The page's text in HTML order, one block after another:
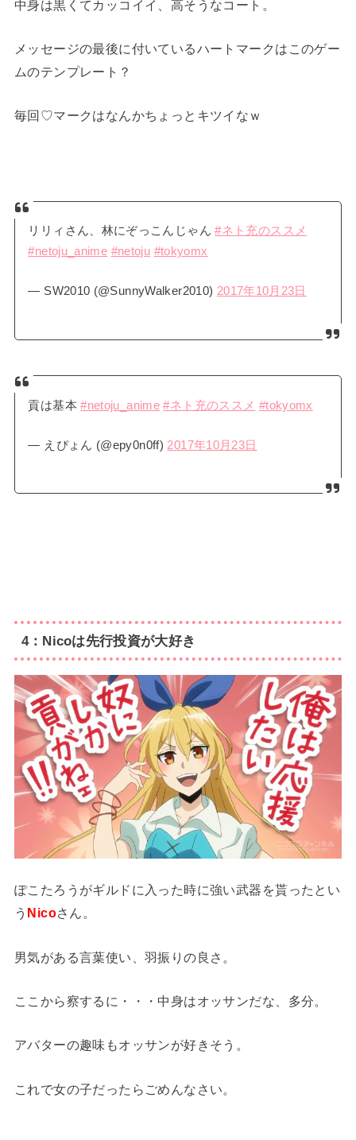
中身は黒くてカッコイイ、高そうなコート。
メッセージの最後に付いているハートマークはこのゲー
ムのテンプレート？
毎回♡マークはなんかちょっとキツイなｗ
リリィさん、林にぞっこんじゃん#ネト充のススメ
#netoju_anime #netoju #tokyomx
— SW2010 (@SunnyWalker2010) 2017年10月23日
貢は基本#netoju_anime #ネト充のススメ #tokyomx
— えぴょん (@epy0n0ff) 2017年10月23日
4：Nicoは先行投資が大好き
ぽこたろうがギルドに入った時に強い武器を貰ったとい
う Nicoさん。
男気がある言葉使い、羽振りの良さ。
ここから察するに・・・中身はオッサンだな、多分。
アバターの趣味もオッサンが好きそう。
これで女の子だったらごめんなさい。